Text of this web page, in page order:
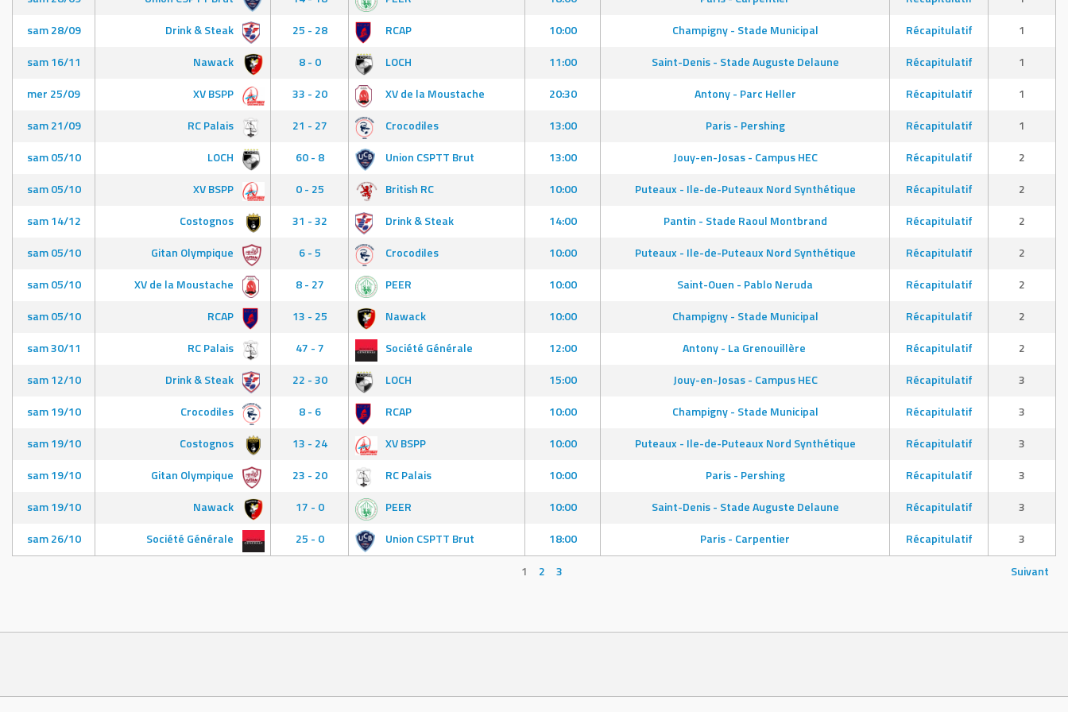
sam 28/09
Drink & Steak 25 - 28 RCAP 10:00 Champigny - Stade Municipal Récapitulatif
1
sam 16/11
Nawack 8 - 0 LOCH 11:00 Saint-Denis - Stade Auguste Delaune Récapitulatif
1
mer 25/09
XV BSPP 33 - 20 XV de la Moustache 20:30 Antony - Parc Heller Récapitulatif
1
sam 21/09
RC Palais 21 - 27 Crocodiles 13:00 Paris - Pershing Récapitulatif
1
sam 05/10
LOCH 60 - 8 Union CSPTT Brut 13:00 Jouy-en-Josas - Campus HEC Récapitulatif
2
sam 05/10
XV BSPP 0 - 25 British RC 10:00 Puteaux - Ile-de-Puteaux Nord Synthétique Récapitulatif
2
sam 14/12
Costognos 31 - 32 Drink & Steak 14:00 Pantin - Stade Raoul Montbrand Récapitulatif
2
sam 05/10
Gitan Olympique 6 - 5 Crocodiles 10:00 Puteaux - Ile-de-Puteaux Nord Synthétique Récapitulatif
2
sam 05/10
XV de la Moustache 8 - 27 PEER 10:00 Saint-Ouen - Pablo Neruda Récapitulatif
2
sam 05/10
RCAP 13 - 25 Nawack 10:00 Champigny - Stade Municipal Récapitulatif
2
sam 30/11
RC Palais 47 - 7 Société Générale 12:00 Antony - La Grenouillère Récapitulatif
2
sam 12/10
Drink & Steak 22 - 30 LOCH 15:00 Jouy-en-Josas - Campus HEC Récapitulatif
3
sam 19/10
Crocodiles 8 - 6 RCAP 10:00 Champigny - Stade Municipal Récapitulatif
3
sam 19/10
Costognos 13 - 24 XV BSPP 10:00 Puteaux - Ile-de-Puteaux Nord Synthétique Récapitulatif
3
sam 19/10
Gitan Olympique 23 - 20 RC Palais 10:00 Paris - Pershing Récapitulatif
3
sam 19/10
Nawack 17 - 0 PEER 10:00 Saint-Denis - Stade Auguste Delaune Récapitulatif
3
sam 26/10
Société Générale 25 - 0 Union CSPTT Brut 18:00 Paris - Carpentier Récapitulatif
3
1
2 3 Suivant